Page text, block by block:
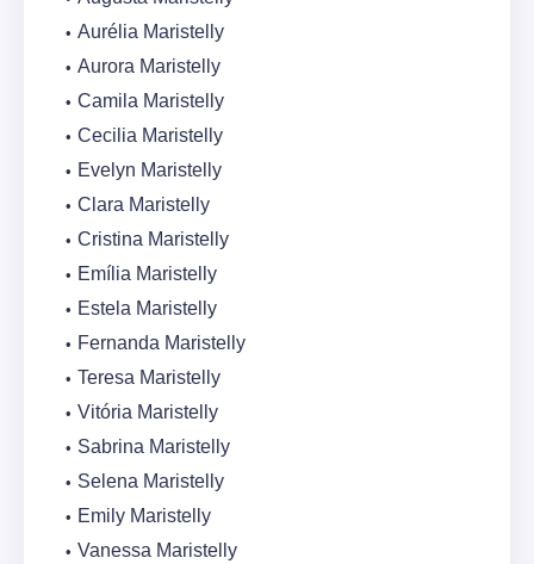
Aurélia Maristelly
Aurora Maristelly
Camila Maristelly
Cecilia Maristelly
Evelyn Maristelly
Clara Maristelly
Cristina Maristelly
Emília Maristelly
Estela Maristelly
Fernanda Maristelly
Teresa Maristelly
Vitória Maristelly
Sabrina Maristelly
Selena Maristelly
Emily Maristelly
Vanessa Maristelly